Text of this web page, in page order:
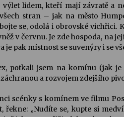
lidem, kteří mají závratě a
stran – jak na město
se, odolá i obrovské
v červnu. Je zde hospoda, na
je pak místnost se suvenýry i se
potkali jsem na komínu (jak
a rozvojem zdejšího
scénky s komínem ve filmu
řekne: „Nudíte se, kupte si